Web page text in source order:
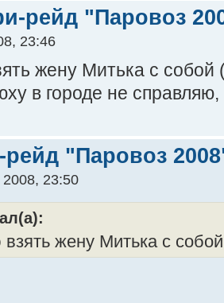
рейд "Паровоз
23:46
жену Митька с
в городе не справляю,
"Паровоз
2008, 23:50
жену Митька с